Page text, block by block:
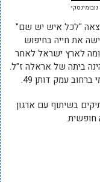
ב-10.4, תתקיים ההרצאה "לכל איש יש שם"
את חייה בחיפוש
לארץ ישראל לאחר
ביתה של אראלה ז"ל.
בשיתוף עם ארגון